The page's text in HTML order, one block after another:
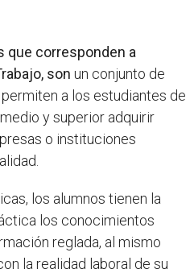
que corresponden a
son un conjunto de
a los estudiantes de
y superior adquirir
o instituciones
los alumnos tienen la
los conocimientos
reglada, al mismo
la realidad laboral de su